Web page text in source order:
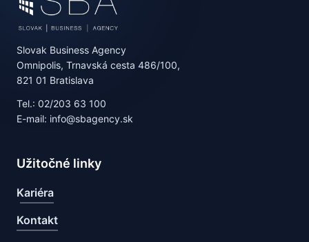
Slovak Business Agency
Omnipolis, Trnavská cesta 486/100,
821 01 Bratislava
Tel.: 02/203 63 100
E-mail: info@sbagency.sk
Užitočné linky
Kariéra
Kontakt